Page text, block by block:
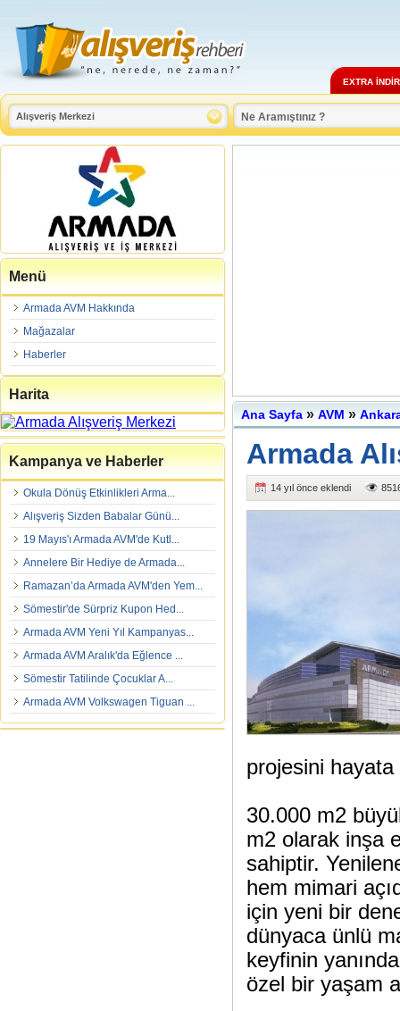
EXTRA
Menü
Armada AVM Hakkında
Mağazalar
Haberler
Harita
Kampanya ve Haberler
Okula Dönüş Etkinlikleri Arma...
Alışveriş Sizden Babalar Günü...
19 Mayıs'ı Armada AVM'de Kutl...
Annelere Bir Hediye de Armada...
Ramazan’da Armada AVM'den Yem...
Sömestir'de Sürpriz Kupon Hed...
Armada AVM Yeni Yıl Kampanyas...
Armada AVM Aralık'da Eğlence ...
Sömestir Tatilinde Çocuklar A...
Armada AVM Volkswagen Tiguan ...
Ana Sayfa » AVM »
Armada
14 yıl önce eklendi
projesini
30.000 m2
m2 olarak inşa
sahiptir.
hem mimari
için yeni bir
dünyaca ünlü
keyfinin
özel bir yaşam